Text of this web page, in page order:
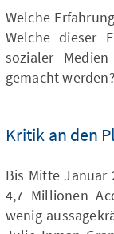
Welche
Welche dieser
sozialer
gemacht werden?
Kritik an den
Bis Mitte Januar
4,7 Millionen
wenig